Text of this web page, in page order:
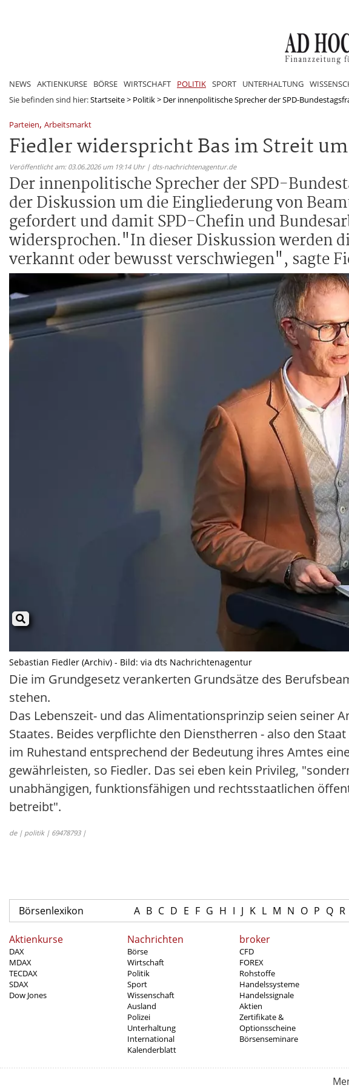
NEWS AKTIENKURSE BÖRSE WIRTSCHAFT POLITIK SPORT UNTERHALTUNG
Sie befinden sind hier:Startseite> Politik> Der innenpolitische Sprecher der SPD-
Parteien, Arbeitsmarkt
Fiedler widerspricht Bas im Streit
Veröffentlicht am: 03.06.2026 um 19:14 Uhr | dts-nachrichtenagentur.de
Der innenpolitische Sprecher der SPD-
der Diskussion um die Eingliederung von
gefordert und damit SPD-Chefin und
widersprochen."In dieser Diskussion werden
verkannt oder bewusst verschwiegen", sagte
Sebastian Fiedler (Archiv) - Bild: via dts Nachrichtenagentur
Die im Grundgesetz verankerten Grundsätze des
stehen.
Das Lebenszeit- und das Alimentationsprinzip seien seiner
Staates. Beides verpflichte den Dienstherren - also den
im Ruhestand entsprechend der Bedeutung ihres Amtes
gewährleisten, so Fiedler. Das sei eben kein Privileg,
unabhängigen, funktionsfähigen und rechtsstaatlichen
betreibt".
de | politik | 69478793 |
Börsenlexikon A B C D E F G H I J K L M N O P Q R
Aktienkurse
DAX
MDAX
TECDAX
SDAX
Dow Jones
Nachrichten
Börse
Wirtschaft
Politik
Sport
Wissenschaft
Ausland
Polizei
Unterhaltung
International
Kalenderblatt
broker
CFD
FOREX
Rohstoffe
Handelssysteme
Handelssignale
Aktien
Zertifikate &
Optionsscheine
Börsenseminare